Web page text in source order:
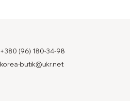
+380 (96) 180-34-98
korea-butik@ukr.net